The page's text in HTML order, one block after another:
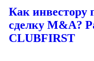
Как инвестору
сделку M&A?
CLUBFIRST